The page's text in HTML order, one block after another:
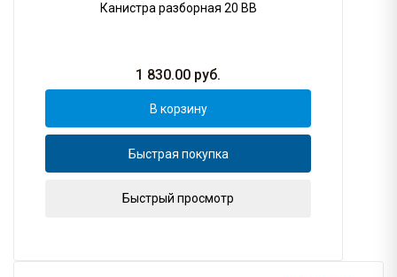
Канистра разборная 20 BB
1 830.00 руб.
В корзину
Быстрая покупка
Быстрый просмотр